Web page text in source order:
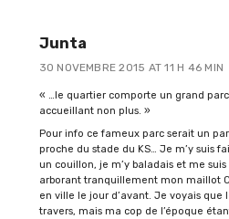
Junta
30 NOVEMBRE 2015 AT 11 H 46 MIN
« …le quartier comporte un grand parc
accueillant non plus. »
Pour info ce fameux parc serait un
proche du stade du KS… Je m’y suis
un couillon, je m’y baladais et me
arborant tranquillement mon maillot
en ville le jour d’avant. Je voyais que
travers, mais ma cop de l’époque